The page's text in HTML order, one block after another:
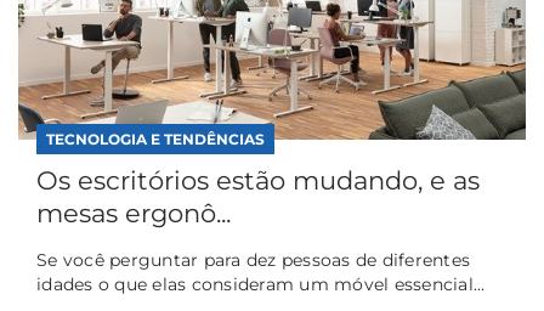
TECNOLOGIA E TENDÊNCIAS
Os escritórios estão mudando, e as
mesas ergonô...
Se você perguntar para dez pessoas de diferentes
idades o que elas consideram um móvel essencial...